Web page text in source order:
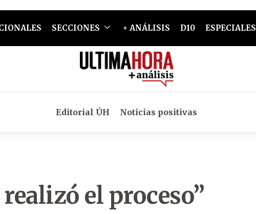
SECCIONES + ANÁLISIS D10 ESPECIALES
Editorial ÚH Noticias positivas
el proceso”